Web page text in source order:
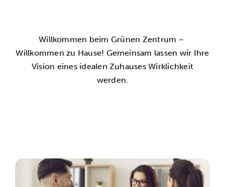
Willkommen beim Grünen Zentrum –
Willkommen zu Hause! Gemeinsam lassen wir Ihre
Vision eines idealen Zuhauses Wirklichkeit
werden.